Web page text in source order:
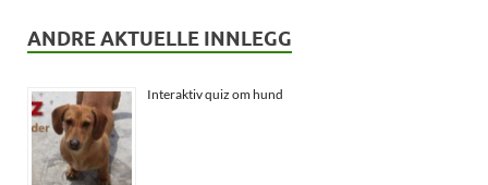
ANDRE AKTUELLE INNLEGG
Interaktiv quiz om hund